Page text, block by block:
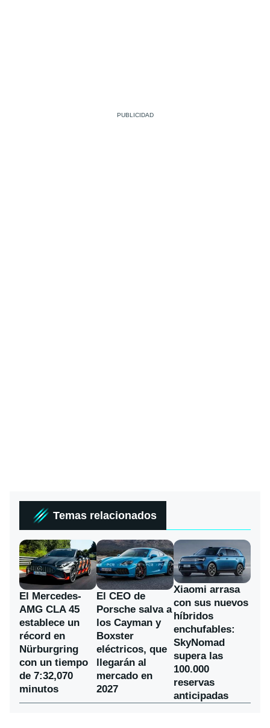
Temas relacionados
El Mercedes-
AMG CLA 45
establece un
récord en
Nürburgring
con un tiempo
de 7:32,070
minutos
El CEO de
Porsche salva a
los Cayman y
Boxster
eléctricos, que
llegarán al
mercado en
2027
Xiaomi arrasa
con sus nuevos
híbridos
enchufables:
SkyNomad
supera las
100.000
reservas
anticipadas